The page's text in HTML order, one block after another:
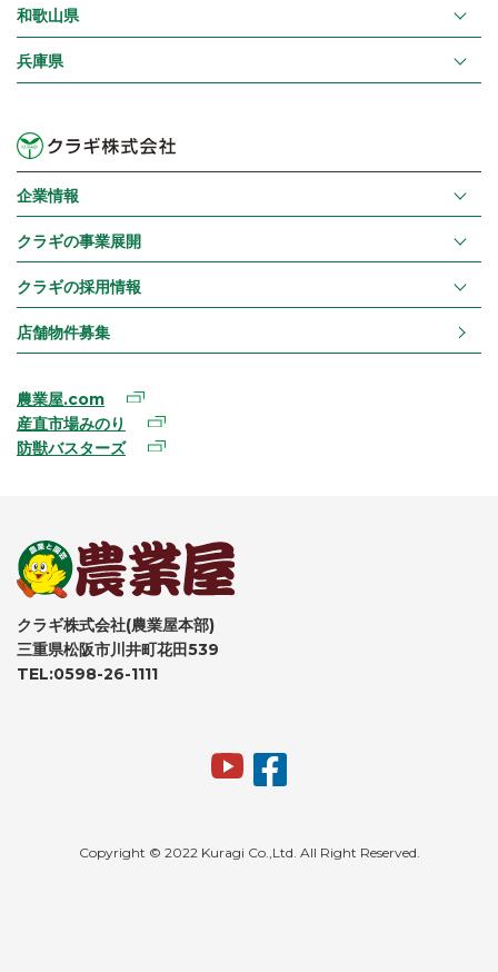
和歌山県
兵庫県
企業情報
クラギの事業展開
クラギの採用情報
店舗物件募集
農業屋.com
産直市場みのり
防獣バスターズ
クラギ株式会社(農業屋本部)
三重県松阪市川井町花田539
TEL:0598-26-1111
Copyright © 2022 Kuragi Co.,Ltd. All Right Reserved.